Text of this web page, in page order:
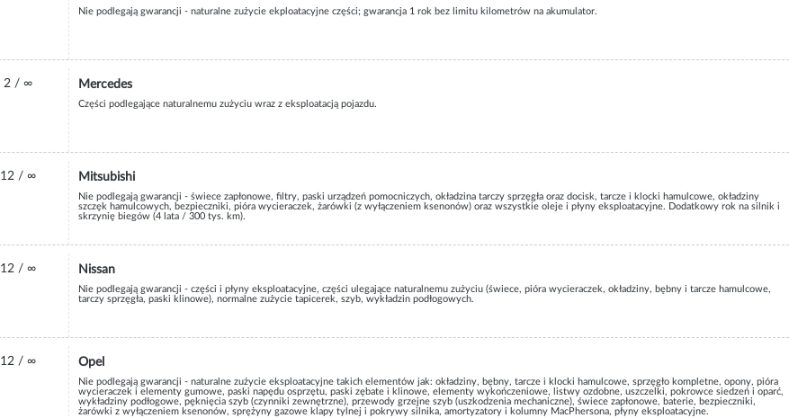
Nie podlegają gwarancji - naturalne zużycie ekploatacyjne części; gwarancja 1 rok bez limitu kilometrów na akumulator.
2 / ∞ Mercedes
Części podlegające naturalnemu zużyciu wraz z eksploatacją pojazdu.
12 / ∞ Mitsubishi
Nie podlegają gwarancji - świece zapłonowe, filtry, paski urządzeń pomocniczych, okładzina tarczy sprzęgła oraz docisk, tarcze i klocki hamulcowe, okładziny
szczęk hamulcowych, bezpieczniki, pióra wycieraczek, żarówki (z wyłączeniem ksenonów) oraz wszystkie oleje i płyny eksploatacyjne. Dodatkowy rok na silnik i
skrzynię biegów (4 lata / 300 tys. km).
12 / ∞ Nissan
Nie podlegają gwarancji - części i płyny eksploatacyjne, części ulegające naturalnemu zużyciu (świece, pióra wycieraczek, okładziny, bębny i tarcze hamulcowe,
tarczy sprzęgła, paski klinowe), normalne zużycie tapicerek, szyb, wykładzin podłogowych.
12 / ∞ Opel
Nie podlegają gwarancji - naturalne zużycie eksploatacyjne takich elementów jak: okładziny, bębny, tarcze i klocki hamulcowe, sprzęgło kompletne, opony, pióra
wycieraczek i elementy gumowe, paski napędu osprzętu, paski zębate i klinowe, elementy wykończeniowe, listwy ozdobne, uszczelki, pokrowce siedzeń i oparć,
wykładziny podłogowe, pęknięcia szyb (czynniki zewnętrzne), przewody grzejne szyb (uszkodzenia mechaniczne), świece zapłonowe, baterie, bezpieczniki,
żarówki z wyłączeniem ksenonów, sprężyny gazowe klapy tylnej i pokrywy silnika, amortyzatory i kolumny MacPhersona, płyny eksploatacyjne.